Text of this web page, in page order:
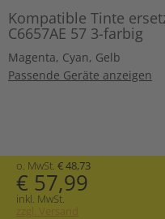
Kompatible Tinte
C6657AE 57 3-farbig
Magenta, Cyan, Gelb
Passende Geräte anzeigen
o. MwSt. € 48,73
€ 57,99
inkl. MwSt.
zzgl. Versand